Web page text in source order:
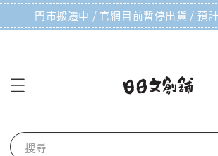
門市搬遷中 / 官網目前暫停出貨 / 預
搜尋